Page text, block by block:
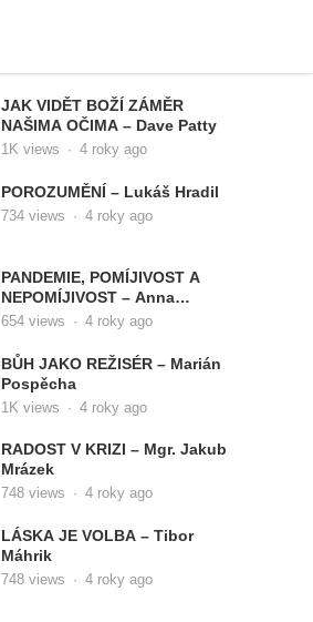
JAK VIDĚT BOŽÍ ZÁMĚR
NAŠIMA OČIMA – Dave Patty
1K views · 4 roky ago
POROZUMĚNÍ – Lukáš Hradil
734 views · 4 roky ago
PANDEMIE, POMÍJIVOST A
NEPOMÍJIVOST – Anna
Janoušková
654 views · 4 roky ago
BŮH JAKO REŽISÉR – Marián
Pospěcha
1K views · 4 roky ago
RADOST V KRIZI – Mgr. Jakub
Mrázek
748 views · 4 roky ago
LÁSKA JE VOLBA – Tibor
Máhrik
748 views · 4 roky ago